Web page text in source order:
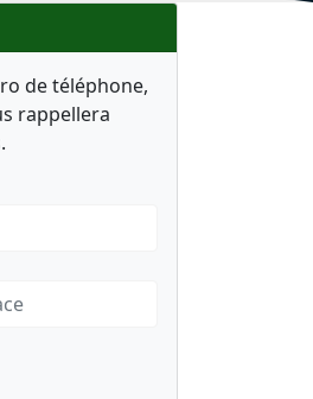
de téléphone,
rappellera